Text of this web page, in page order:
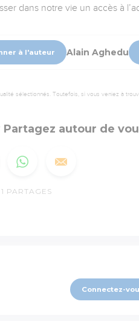
dans notre vie un accès à
à l'auteur Alain Aghedu
sélectionnés. Toutefois, si vous veniez à
Partagez autour de
1 PARTAGES
Connectez-